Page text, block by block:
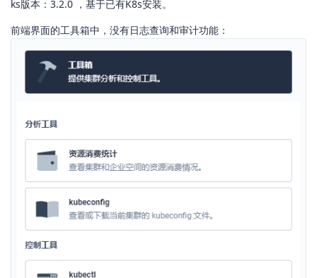
ks版本：3.2.0 ，基于已有K8s安装。
前端界面的工具箱中，没有日志查询和审计功能：